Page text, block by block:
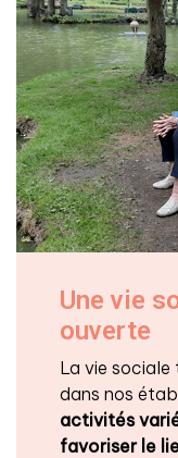
Une vie
ouverte
La vie sociale
dans nos
activités
favoriser le